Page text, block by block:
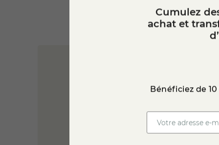
Cumulez
achat et
Bénéficiez de